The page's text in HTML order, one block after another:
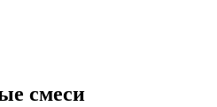
смеси